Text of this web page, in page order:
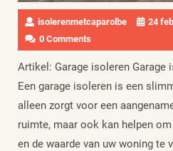
isolerenmetcaparolbe
24
0 Comments
Artikel: Garage isoleren Garage
Een garage isoleren is een
alleen zorgt voor een
ruimte, maar ook kan helpen
en de waarde van uw woning te